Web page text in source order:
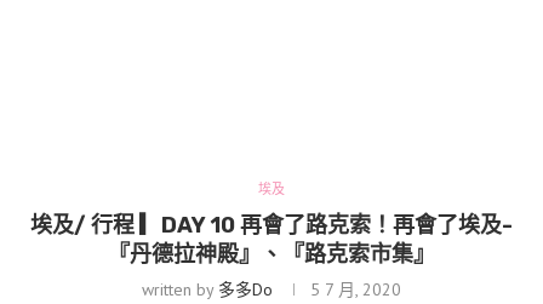
埃及
埃及/ 行程 ▎DAY 10 再會了路克索！再會了埃及-
『丹德拉神殿』、『路克索市集』
written by 多多Do 5 7 月, 2020